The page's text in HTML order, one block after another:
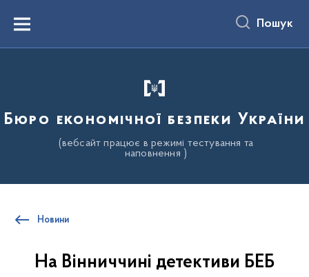
вмістуMenu Пошук
Бюро економічної безпеки України
(вебсайт працює в режимі тестування та
наповнення )
Новини
На Вінниччині детективи БЕБ